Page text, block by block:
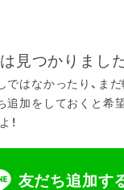
見つかりまし
ではなかったり、ま
追加をしておくと希
！
友だち追加す